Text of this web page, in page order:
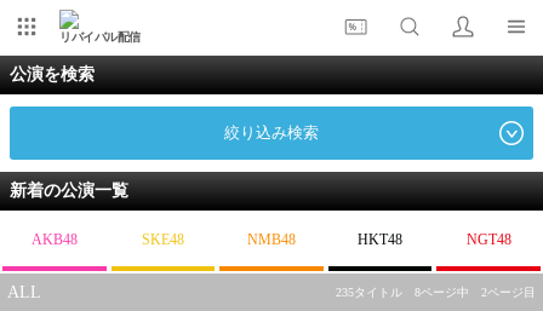
リバイバル配信
公演を検索
絞り込み検索
新着の公演一覧
AKB48 SKE48 NMB48 HKT48 NGT48
ALL 235タイトル 8ページ中 2ページ目